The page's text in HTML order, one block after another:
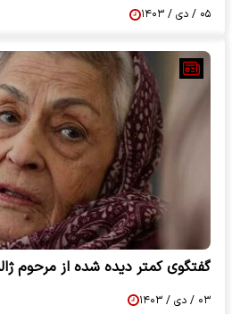
۰۵ / دی / ۱۴۰۳
گفتگوی کمتر دیده شده از مرحوم
۰۳ / دی / ۱۴۰۳